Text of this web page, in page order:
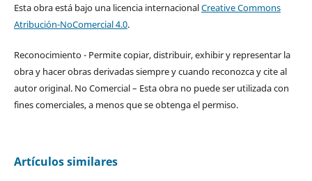
Esta obra está bajo una licencia internacionalCreative Commons
Atribución-NoComercial 4.0.
Reconocimiento - Permite copiar, distribuir, exhibir y representar la
obra y hacer obras derivadas siempre y cuando reconozca y cite al
autor original. No Comercial – Esta obra no puede ser utilizada con
fines comerciales, a menos que se obtenga el permiso.
Artículos similares